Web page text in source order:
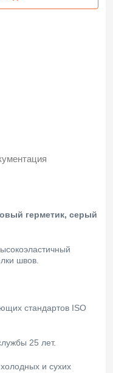
герметик, серый
швов.
стандартов ISO
25 лет.
и сухих